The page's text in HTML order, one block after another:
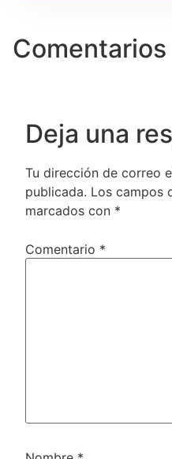
Comentarios
Deja una
Tu dirección de correo
publicada. Los campos
marcados con *
Comentario *